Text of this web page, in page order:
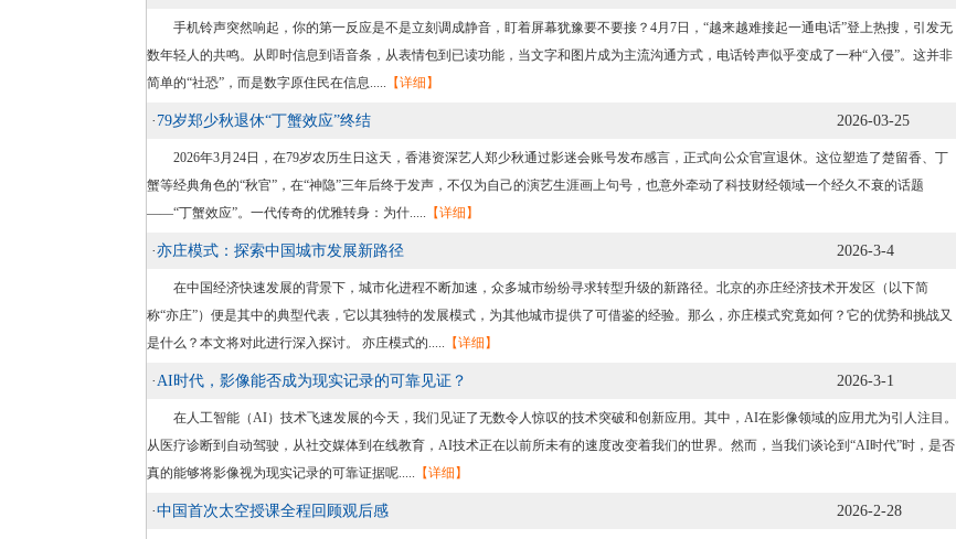
手机铃声突然响起，你的第一反应是不是立刻调成静音，盯着屏幕犹豫要不要接？4月7日，“越来越难接起一通电话”登上热搜，引发无
数年轻人的共鸣。从即时信息到语音条，从表情包到已读功能，当文字和图片成为主流沟通方式，电话铃声似乎变成了一种“入侵”。这并非
简单的“社恐”，而是数字原住民在信息..... 【详细】
· 79岁郑少秋退休“丁蟹效应”终结 2026-03-25
2026年3月24日，在79岁农历生日这天，香港资深艺人郑少秋通过影迷会账号发布感言，正式向公众官宣退休。这位塑造了楚留香、丁
蟹等经典角色的“秋官”，在“神隐”三年后终于发声，不仅为自己的演艺生涯画上句号，也意外牵动了科技财经领域一个经久不衰的话题
——“丁蟹效应”。一代传奇的优雅转身：为什..... 【详细】
·亦庄模式：探索中国城市发展新路径 2026-3-4
在中国经济快速发展的背景下，城市化进程不断加速，众多城市纷纷寻求转型升级的新路径。北京的亦庄经济技术开发区（以下简
称“亦庄”）便是其中的典型代表，它以其独特的发展模式，为其他城市提供了可借鉴的经验。那么，亦庄模式究竟如何？它的优势和挑战又
是什么？本文将对此进行深入探讨。 亦庄模式的..... 【详细】
·AI时代，影像能否成为现实记录的可靠见证？ 2026-3-1
在人工智能（AI）技术飞速发展的今天，我们见证了无数令人惊叹的技术突破和创新应用。其中，AI在影像领域的应用尤为引人注目。
从医疗诊断到自动驾驶，从社交媒体到在线教育，AI技术正在以前所未有的速度改变着我们的世界。然而，当我们谈论到“AI时代”时，是否
真的能够将影像视为现实记录的可靠证据呢..... 【详细】
·中国首次太空授课全程回顾观后感 2026-2-28